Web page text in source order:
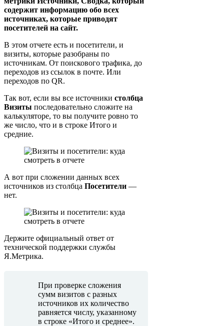
содержит информацию обо всех
источниках, которые приводят
посетителей на сайт.
В этом отчете есть и посетители, и
визиты, которые разобраны по
источникам. От поискового трафика, до
переходов из ссылок в почте. Или
переходов по QR.
Так вот, если вы все источники столбца
Визиты последовательно сложите на
калькуляторе, то вы получите ровно то
же число, что и в строке Итого и
средние.
А вот при сложении данных всех
источников из столбца Посетители —
нет.
Держите официальный ответ от
технической поддержки службы
Я.Метрика.
При проверке сложения
сумм визитов с разных
источников их количество
равняется числу, указанному
в строке «Итого и среднее».